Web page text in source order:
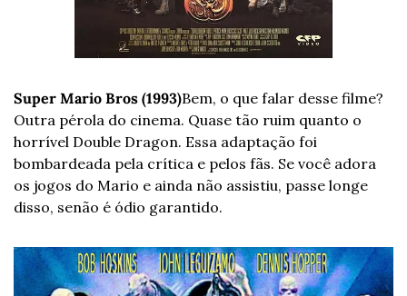
Super Mario Bros (1993)Bem, o que falar desse filme?
Outra pérola do cinema. Quase tão ruim quanto o
horrível Double Dragon. Essa adaptação foi
bombardeada pela crítica e pelos fãs. Se você adora
os jogos do Mario e ainda não assistiu, passe longe
disso, senão é ódio garantido.